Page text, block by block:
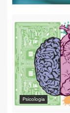
Psicologia